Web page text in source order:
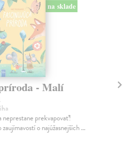
na sklade
- Malí
neprestane prekvapovať!
o najúžasnejších ...